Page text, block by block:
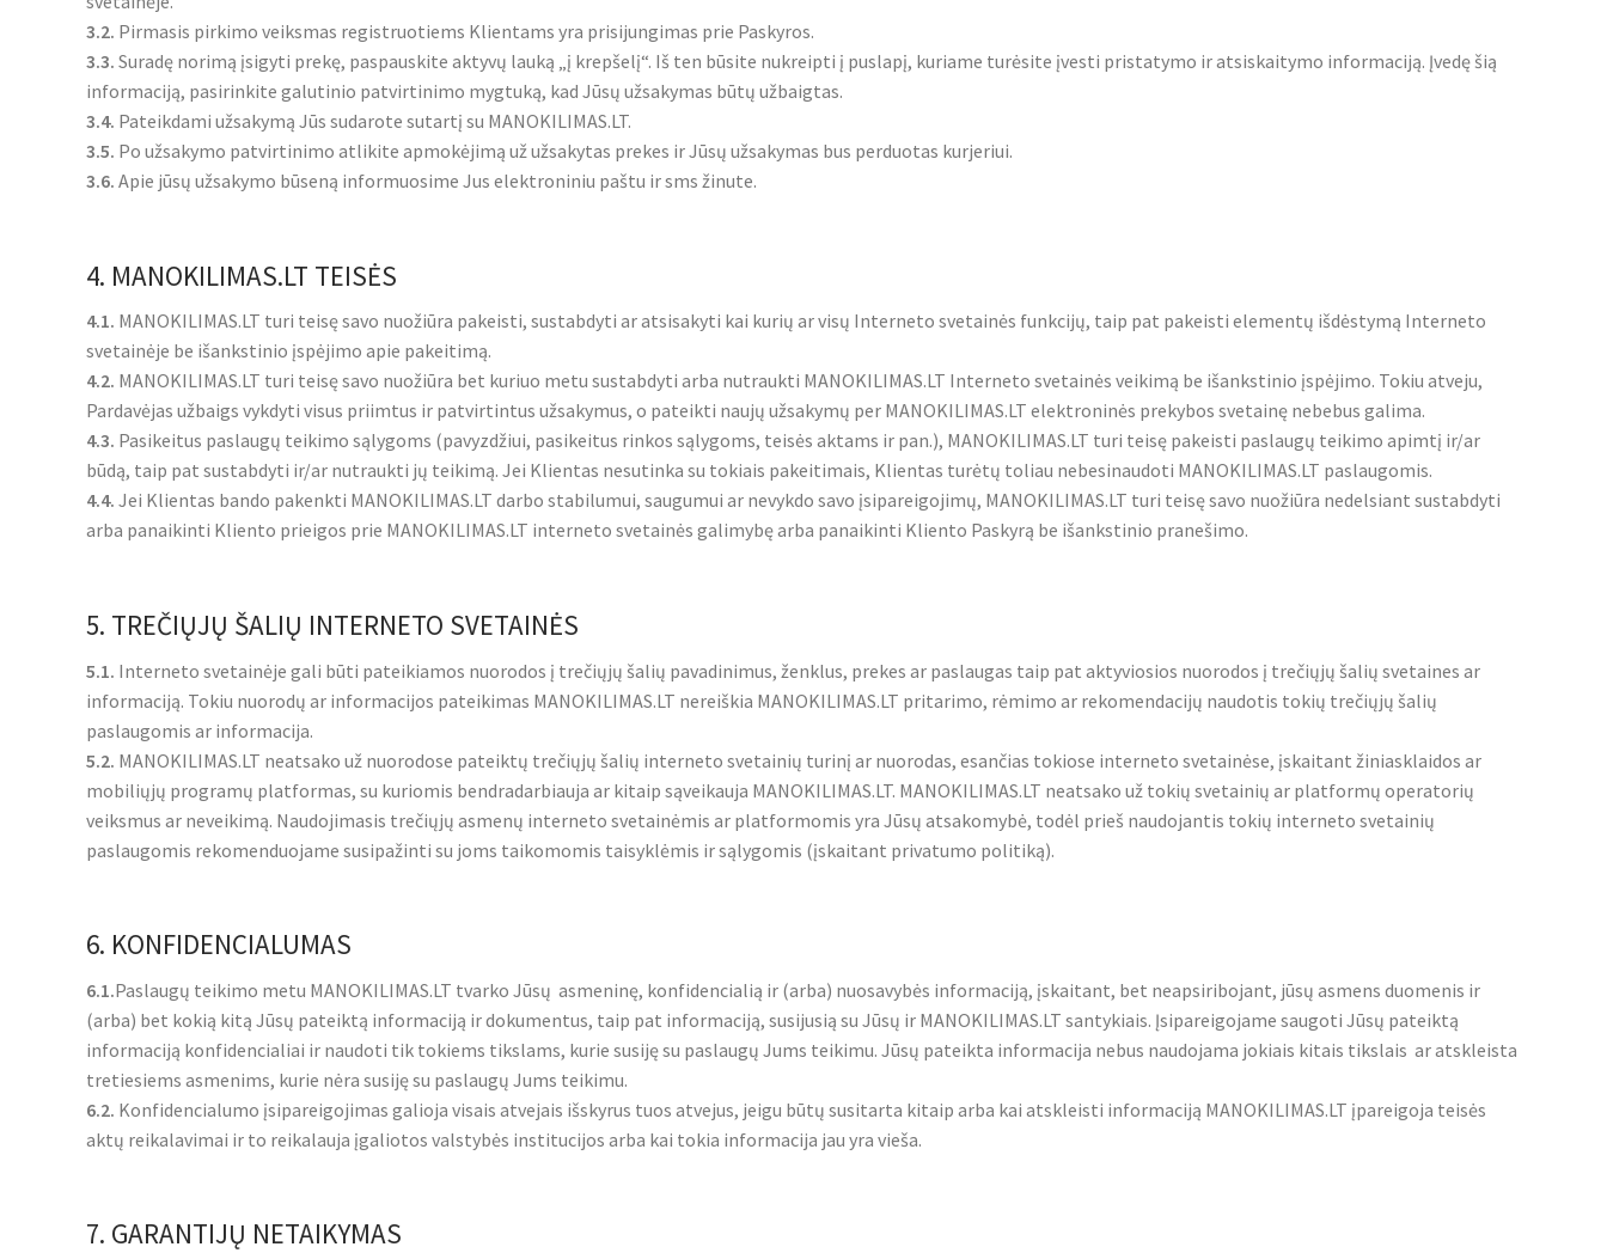
3.2. Pirmasis pirkimo veiksmas registruotiems Klientams yra prisijungimas prie Paskyros.
3.3. Suradę norimą įsigyti prekę, paspauskite aktyvų lauką „į krepšelį“. Iš ten būsite nukreipti į puslapį, kuriame turėsite įvesti pristatymo ir atsiskaitymo informaciją. Įvedę šią
informaciją, pasirinkite galutinio patvirtinimo mygtuką, kad Jūsų užsakymas būtų užbaigtas.
3.4. Pateikdami užsakymą Jūs sudarote sutartį su MANOKILIMAS.LT.
3.5. Po užsakymo patvirtinimo atlikite apmokėjimą už užsakytas prekes ir Jūsų užsakymas bus perduotas kurjeriui.
3.6. Apie jūsų užsakymo būseną informuosime Jus elektroniniu paštu ir sms žinute.
4. MANOKILIMAS.LT TEISĖS
4.1. MANOKILIMAS.LT turi teisę savo nuožiūra pakeisti, sustabdyti ar atsisakyti kai kurių ar visų Interneto svetainės funkcijų, taip pat pakeisti elementų išdėstymą Interneto
svetainėje be išankstinio įspėjimo apie pakeitimą.
4.2. MANOKILIMAS.LT turi teisę savo nuožiūra bet kuriuo metu sustabdyti arba nutraukti MANOKILIMAS.LT Interneto svetainės veikimą be išankstinio įspėjimo. Tokiu atveju,
Pardavėjas užbaigs vykdyti visus priimtus ir patvirtintus užsakymus, o pateikti naujų užsakymų per MANOKILIMAS.LT elektroninės prekybos svetainę nebebus galima.
4.3. Pasikeitus paslaugų teikimo sąlygoms (pavyzdžiui, pasikeitus rinkos sąlygoms, teisės aktams ir pan.), MANOKILIMAS.LT turi teisę pakeisti paslaugų teikimo apimtį ir/ar
būdą, taip pat sustabdyti ir/ar nutraukti jų teikimą. Jei Klientas nesutinka su tokiais pakeitimais, Klientas turėtų toliau nebesinaudoti MANOKILIMAS.LT paslaugomis.
4.4. Jei Klientas bando pakenkti MANOKILIMAS.LT darbo stabilumui, saugumui ar nevykdo savo įsipareigojimų, MANOKILIMAS.LT turi teisę savo nuožiūra nedelsiant sustabdyti
arba panaikinti Kliento prieigos prie MANOKILIMAS.LT interneto svetainės galimybę arba panaikinti Kliento Paskyrą be išankstinio pranešimo.
5. TREČIŲJŲ ŠALIŲ INTERNETO SVETAINĖS
5.1. Interneto svetainėje gali būti pateikiamos nuorodos į trečiųjų šalių pavadinimus, ženklus, prekes ar paslaugas taip pat aktyviosios nuorodos į trečiųjų šalių svetaines ar
informaciją. Tokiu nuorodų ar informacijos pateikimas MANOKILIMAS.LT nereiškia MANOKILIMAS.LT pritarimo, rėmimo ar rekomendacijų naudotis tokių trečiųjų šalių
paslaugomis ar informacija.
5.2. MANOKILIMAS.LT neatsako už nuorodose pateiktų trečiųjų šalių interneto svetainių turinį ar nuorodas, esančias tokiose interneto svetainėse, įskaitant žiniasklaidos ar
mobiliųjų programų platformas, su kuriomis bendradarbiauja ar kitaip sąveikauja MANOKILIMAS.LT. MANOKILIMAS.LT neatsako už tokių svetainių ar platformų operatorių
veiksmus ar neveikimą. Naudojimasis trečiųjų asmenų interneto svetainėmis ar platformomis yra Jūsų atsakomybė, todėl prieš naudojantis tokių interneto svetainių
paslaugomis rekomenduojame susipažinti su joms taikomomis taisyklėmis ir sąlygomis (įskaitant privatumo politiką).
6. KONFIDENCIALUMAS
6.1.Paslaugų teikimo metu MANOKILIMAS.LT tvarko Jūsų asmeninę, konfidencialią ir (arba) nuosavybės informaciją, įskaitant, bet neapsiribojant, jūsų asmens duomenis ir
(arba) bet kokią kitą Jūsų pateiktą informaciją ir dokumentus, taip pat informaciją, susijusią su Jūsų ir MANOKILIMAS.LT santykiais. Įsipareigojame saugoti Jūsų pateiktą
informaciją konfidencialiai ir naudoti tik tokiems tikslams, kurie susiję su paslaugų Jums teikimu. Jūsų pateikta informacija nebus naudojama jokiais kitais tikslais ar atskleista
tretiesiems asmenims, kurie nėra susiję su paslaugų Jums teikimu.
6.2. Konfidencialumo įsipareigojimas galioja visais atvejais išskyrus tuos atvejus, jeigu būtų susitarta kitaip arba kai atskleisti informaciją MANOKILIMAS.LT įpareigoja teisės
aktų reikalavimai ir to reikalauja įgaliotos valstybės institucijos arba kai tokia informacija jau yra vieša.
7. GARANTIJŲ NETAIKYMAS